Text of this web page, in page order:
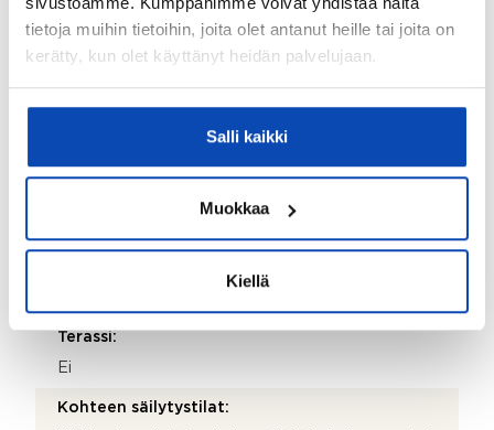
tietoja muihin tietoihin, joita olet antanut heille tai joita on
kerätty, kun olet käyttänyt heidän palvelujaan.
Salli kaikki
Muokkaa
Kiellä
Seinämateriaalit:
Tapetti
Entinen luokkahuone käy olohuoneesta ja käsityösali
monitoimitilaksi harrasteita varten
Takkatiedot:
Takka, varaava takka, hormi olemassa ja 6
Terassi:
Ei
Kohteen säilytystilat: